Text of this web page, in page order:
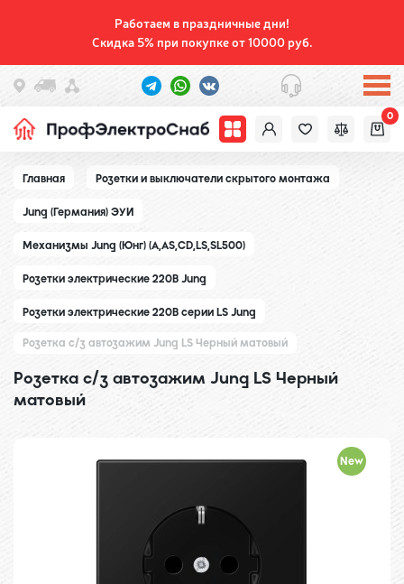
Работаем в праздничные дни!
Скидка 5% при покупке от 10000 руб.
0
Главная Розетки и выключатели скрытого монтажа
Jung (Германия) ЭУИ
Механизмы Jung (Юнг) (A,AS,CD,LS,SL500)
Розетки электрические 220В Jung
Розетки электрические 220В серии LS Jung
Розетка с/з автозажим Jung LS Черный матовый
Розетка с/з автозажим Jung LS Черный
матовый
New